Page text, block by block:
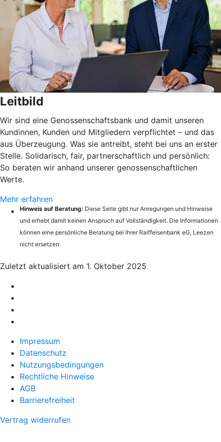
Leitbild
Wir sind eine Genossenschaftsbank und damit unseren
Kundinnen, Kunden und Mitgliedern verpflichtet – und das
aus Überzeugung. Was sie antreibt, steht bei uns an erster
Stelle. Solidarisch, fair, partnerschaftlich und persönlich:
So beraten wir anhand unserer genossenschaftlichen
Werte.
Mehr erfahren
Hinweis auf Beratung: Diese Seite gibt nur Anregungen und Hinweise
und erhebt damit keinen Anspruch auf Vollständigkeit. Die Informationen
können eine persönliche Beratung bei Ihrer Raiffeisenbank eG, Leezen
nicht ersetzen.
Zuletzt aktualisiert am 1. Oktober 2025
Impressum
Datenschutz
Nutzungsbedingungen
Rechtliche Hinweise
AGB
Barrierefreiheit
Vertrag widerrufen